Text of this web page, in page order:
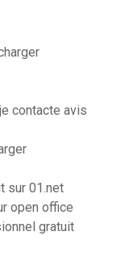
contacte avis
sur 01.net
open office
gratuit